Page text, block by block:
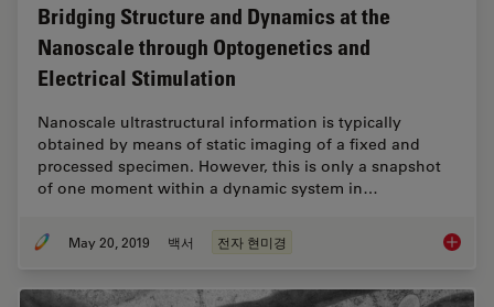
Bridging Structure and Dynamics at the
Nanoscale through Optogenetics and
Electrical Stimulation
Nanoscale ultrastructural information is typically
obtained by means of static imaging of a fixed and
processed specimen. However, this is only a snapshot
of one moment within a dynamic system in…
May 20, 2019 백서 전자 현미경